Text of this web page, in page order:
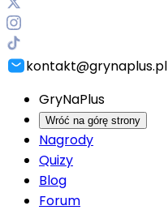
kontakt@grynaplus.pl
GryNaPlus
Wróć na górę strony
Nagrody
Quizy
Blog
Forum